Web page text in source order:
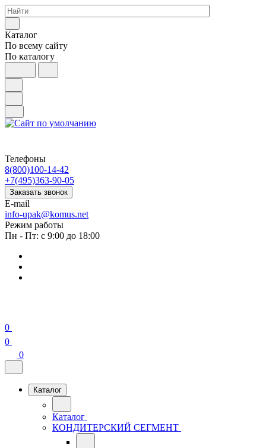
Каталог
По всему сайту
По каталогу
Телефоны
8(800)100-14-42
+7(495)363-90-05
Заказать звонок
E-mail
info-upak@komus.net
Режим работы
Пн - Пт: с 9:00 до 18:00
0
0
0
Каталог
Каталог
КОНДИТЕРСКИЙ СЕГМЕНТ